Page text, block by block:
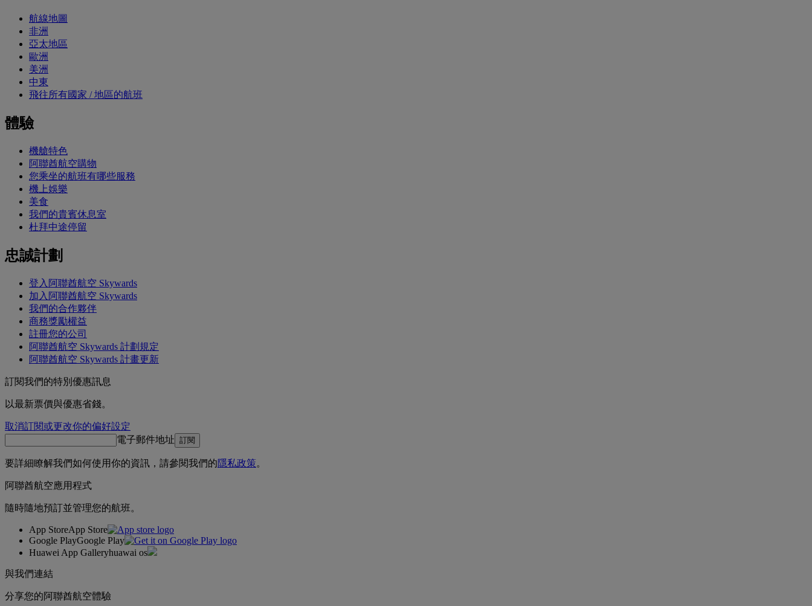
航線地圖
非洲
亞太地區
歐洲
美洲
中東
飛往所有國家 / 地區的航班
體驗
機艙特色
阿聯酋航空購物
您乘坐的航班有哪些服務
機上娛樂
美食
我們的貴賓休息室
杜拜中途停留
忠誠計劃
登入阿聯酋航空 Skywards
加入阿聯酋航空 Skywards
我們的合作夥伴
商務獎勵權益
註冊您的公司
阿聯酋航空 Skywards 計劃規定
阿聯酋航空 Skywards 計畫更新
訂閱我們的特別優惠訊息
以最新票價與優惠省錢。
取消訂閱或更改你的偏好設定
電子郵件地址 訂閱
要詳細瞭解我們如何使用你的資訊，請參閱我們的隱私政策。
阿聯酋航空應用程式
隨時隨地預訂並管理您的航班。
App StoreApp Store
Google PlayGoogle Play
Huawei App Galleryhuawai os
與我們連結
分享您的阿聯酋航空體驗